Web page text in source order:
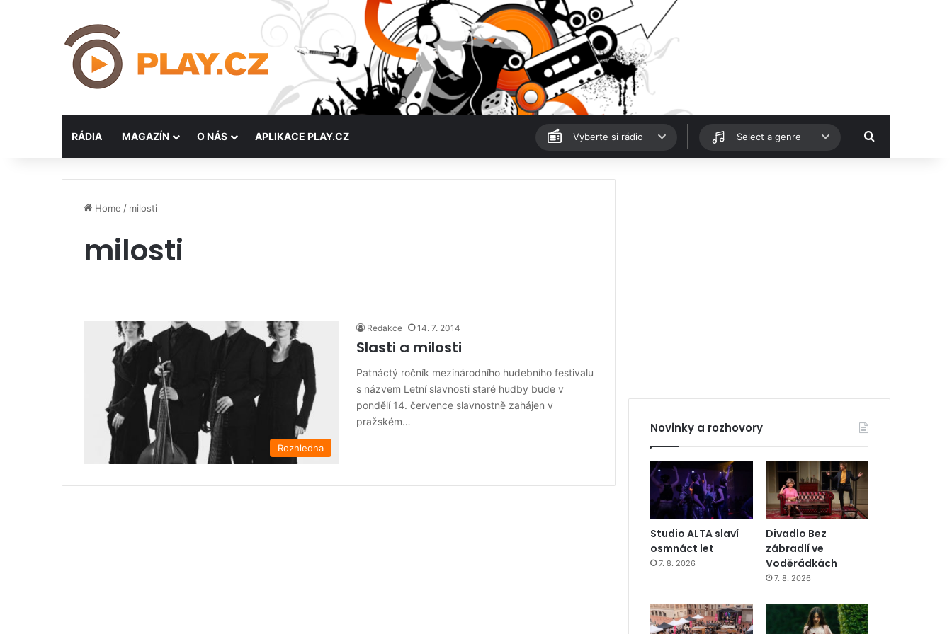
RÁDIA MAGAZÍN O NÁS APLIKACE PLAY.CZ Vyberte si rádio Select a genre Hledat
Home / milosti
milosti
Rozhledna
Redakce 14. 7. 2014
Slasti a milosti
Patnáctý ročník mezinárodního hudebního festivalu
s názvem Letní slavnosti staré hudby bude v
pondělí 14. července slavnostně zahájen v
pražském…
Novinky a rozhovory
Studio ALTA slaví
osmnáct let
7. 8. 2026
Divadlo Bez
zábradlí ve
Voděrádkách
7. 8. 2026